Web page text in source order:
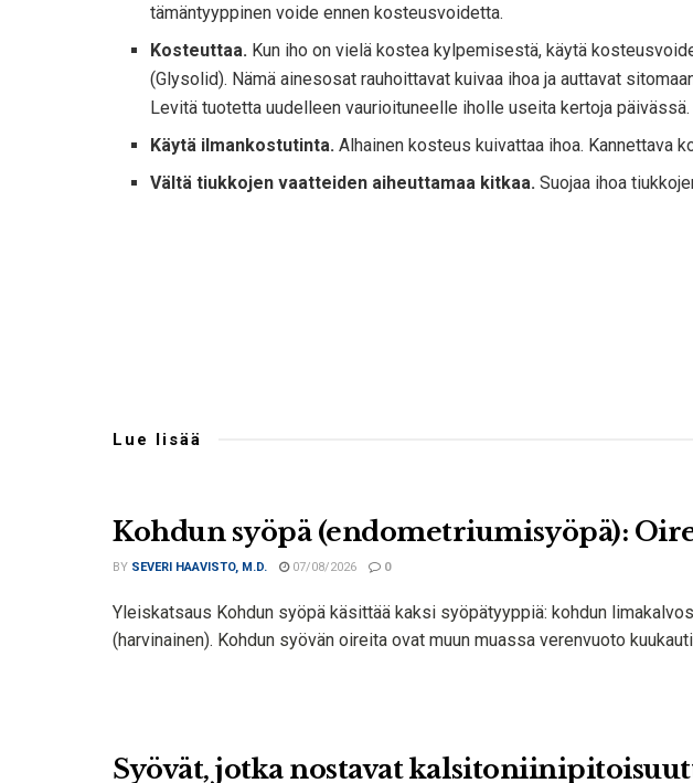
tämäntyyppinen voide ennen kosteusvoidetta.
Kosteuttaa. Kun iho on vielä kostea kylpemisestä, käytä
(Glysolid). Nämä ainesosat rauhoittavat kuivaa ihoa ja auttavat
Levitä tuotetta uudelleen vaurioituneelle iholle useita kertoja päivässä.
Käytä ilmankostutinta. Alhainen kosteus kuivattaa ihoa. Kannettava
Vältä tiukkojen vaatteiden aiheuttamaa kitkaa. Suojaa ihoa
Lue lisää
Kohdun syöpä (endometriumisyöpä):
BY SEVERI HAAVISTO, M.D. 07/08/2026 0
Yleiskatsaus Kohdun syöpä käsittää kaksi syöpätyyppiä: kohdun
(harvinainen). Kohdun syövän oireita ovat muun muassa verenvuoto
Syövät, jotka nostavat